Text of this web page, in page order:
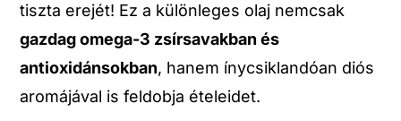
tiszta erejét! Ez a különleges olaj nemcsak
gazdag omega-3 zsírsavakban és
antioxidánsokban, hanem ínycsiklandóan diós
aromájával is feldobja ételeidet.